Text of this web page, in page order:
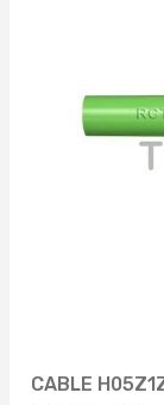
CABLE